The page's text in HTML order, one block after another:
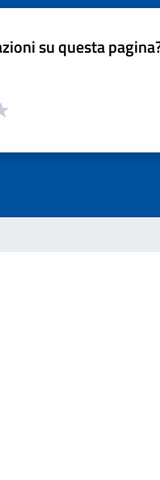
su questa